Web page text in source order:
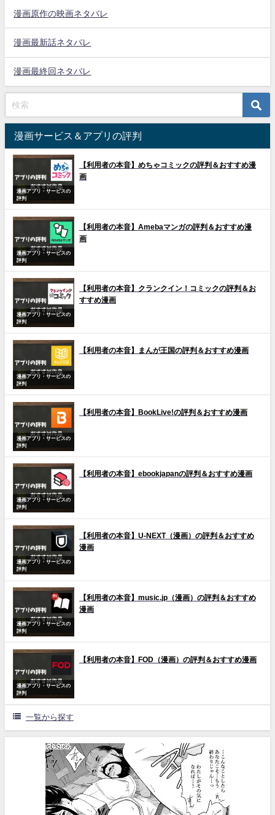
漫画原作の映画ネタバレ
漫画最新話ネタバレ
漫画最終回ネタバレ
漫画サービス＆アプリの評判
漫画アプリ・サービスの
評判
【利用者の本音】めちゃコミックの評判＆おすすめ漫
画
漫画アプリ・サービスの
評判
【利用者の本音】Amebaマンガの評判＆おすすめ漫
画
漫画アプリ・サービスの
評判
【利用者の本音】クランクイン！コミックの評判＆お
すすめ漫画
漫画アプリ・サービスの
評判
【利用者の本音】まんが王国の評判＆おすすめ漫画
漫画アプリ・サービスの
評判
【利用者の本音】BookLive!の評判＆おすすめ漫画
漫画アプリ・サービスの
評判
【利用者の本音】ebookjapanの評判＆おすすめ漫画
漫画アプリ・サービスの
評判
【利用者の本音】U-NEXT（漫画）の評判＆おすすめ
漫画
漫画アプリ・サービスの
評判
【利用者の本音】music.jp（漫画）の評判＆おすすめ
漫画
漫画アプリ・サービスの
評判
【利用者の本音】FOD（漫画）の評判＆おすすめ漫画
一覧から探す